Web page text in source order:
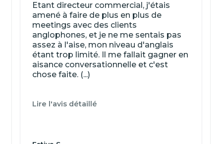
Etant directeur commercial, j'étais
amené à faire de plus en plus de
meetings avec des clients
anglophones, et je ne me sentais pas
assez à l'aise, mon niveau d'anglais
étant trop limité. Il me fallait gagner en
aisance conversationnelle et c'est
chose faite. (...)
Lire l'avis détaillé